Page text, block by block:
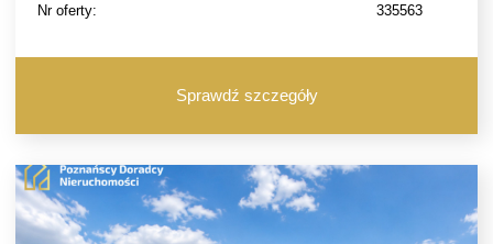
Nr oferty:
335563
Sprawdź szczegóły